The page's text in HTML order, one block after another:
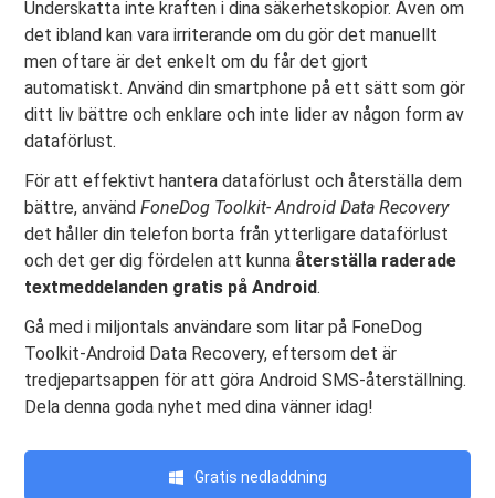
Underskatta inte kraften i dina säkerhetskopior. Även om
det ibland kan vara irriterande om du gör det manuellt
men oftare är det enkelt om du får det gjort
automatiskt. Använd din smartphone på ett sätt som gör
ditt liv bättre och enklare och inte lider av någon form av
dataförlust.
För att effektivt hantera dataförlust och återställa dem
bättre, användFoneDog Toolkit- Android Data Recovery
det håller din telefon borta från ytterligare dataförlust
och det ger dig fördelen att kunna återställa raderade
textmeddelanden gratis på Android.
Gå med i miljontals användare som litar på FoneDog
Toolkit-Android Data Recovery, eftersom det är
tredjepartsappen för att göra Android SMS-återställning.
Dela denna goda nyhet med dina vänner idag!
Gratis nedladdning